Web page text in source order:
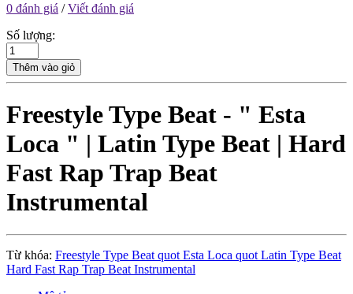
0 đánh giá /Viết đánh giá
Số lượng:
Thêm vào giỏ
Freestyle Type Beat - " Esta
Loca " | Latin Type Beat | Hard
Fast Rap Trap Beat
Instrumental
Từ khóa: Freestyle Type Beat quot Esta Loca quot Latin Type Beat
Hard Fast Rap Trap Beat Instrumental